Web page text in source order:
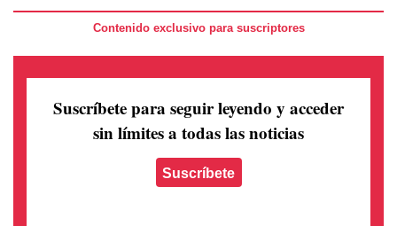
Contenido exclusivo para suscriptores
Suscríbete para seguir leyendo y acceder
sin límites a todas las noticias
Suscríbete